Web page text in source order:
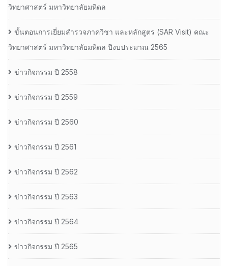
วิทยาศาสตร์ มหาวิทยาลัยมหิดล
ขั้นตอนการเยี่ยมสำรวจภาควิชา และหลักสูตร (SAR Visit) คณะ
วิทยาศาสตร์ มหาวิทยาลัยมหิดล ปีงบประมาณ 2565
ข่าวกิจกรรม ปี 2558
ข่าวกิจกรรม ปี 2559
ข่าวกิจกรรม ปี 2560
ข่าวกิจกรรม ปี 2561
ข่าวกิจกรรม ปี 2562
ข่าวกิจกรรม ปี 2563
ข่าวกิจกรรม ปี 2564
ข่าวกิจกรรม ปี 2565